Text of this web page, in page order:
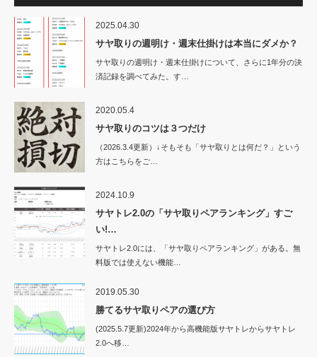
2025.04.30
サヤ取りの週明け・週末仕掛けは本当にダメか？
サヤ取りの週明け・週末仕掛けについて、さらに1年分の決
済記録を調べてみた。す…
2020.05.4
サヤ取りのコツは３つだけ
（2026.3.4更新）↓そもそも「サヤ取りとは何だ？」という
方はこちらをご…
2024.10.9
サヤトレ2.0の「サヤ取りペアランキング」すご
い!…
サヤトレ2.0には、「サヤ取りペアランキング」がある。無
料版では使えない機能…
2019.05.30
勝てるサヤ取りペアの選び方
(2025.5.7更新)2024年から高機能版サヤトレからサヤトレ
2.0へ移…